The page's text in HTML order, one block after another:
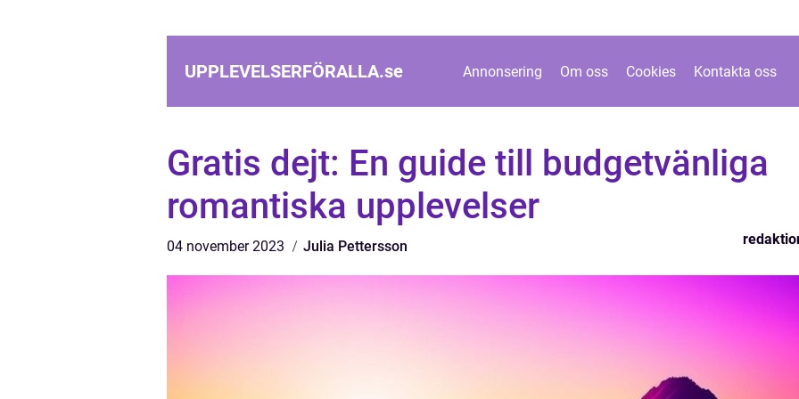
UPPLEVELSERFÖRALLA.se Annonsering Om oss Cookies Kontakta oss
Gratis dejt: En guide till budgetvänliga
romantiska upplevelser
04 november 2023 Julia Pettersson